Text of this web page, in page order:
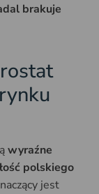
brakuje
wyraźne
polskiego
jest